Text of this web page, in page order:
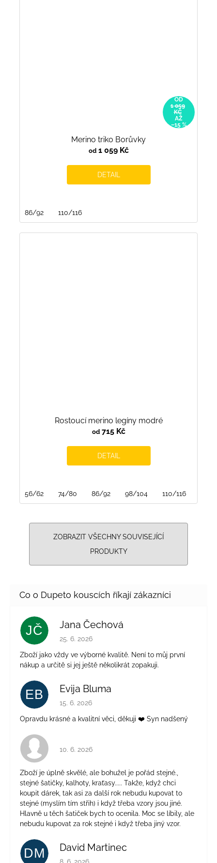
OD
1 059
KČ
AŽ
–15 %
Merino triko Borůvky
od1 059 Kč
DETAIL
86/92 110/116
Rostoucí merino legíny modré
od715 Kč
DETAIL
56/62 74/80 86/92 98/104 110/116
ZOBRAZIT VŠECHNY SOUVISEJÍCÍ
PRODUKTY
JČ Jana Čechová
Hodnocení obchodu je 5 z 5 hvězdiček.
25. 6. 2026
Zboží jako vždy ve výborné kvalitě. Není to můj první
nákup a určitě si jej ještě několikrát zopakuji.
EB Evija Bluma
Hodnocení obchodu je 5 z 5 hvězdiček.
15. 6. 2026
Opravdu krásné a kvalitní věci, děkuji ❤️ Syn nadšený
Hodnocení obchodu je 4 z 5 hvězdiček.
10. 6. 2026
Zboží je úplně skvělé, ale bohužel je pořád stejné.,
stejné šatičky, kalhoty, kraťasy..... Takže, když chci
koupit dárek, tak asi za další rok nebudu kupovat to
stejné (myslím tím střih) i když třeba vzory jsou jiné.
Hlavně u těch šatiček bych to ocenila. Moc se líbily, ale
nebudu kupovat za rok stejné i když třeba jiný vzor.
DM David Martinec
Hodnocení obchodu je 5 z 5 hvězdiček.